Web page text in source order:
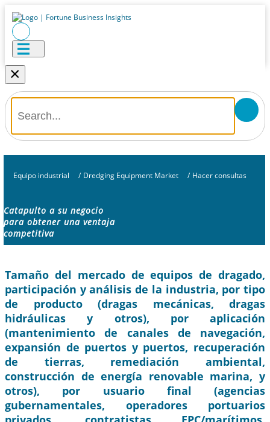
×
Equipo industrial / Dredging Equipment Market / Hacer consultas
Catapulto a su negocio
para obtener una ventaja
competitiva
Tamaño del mercado de equipos de dragado,
participación y análisis de la industria, por tipo
de producto (dragas mecánicas, dragas
hidráulicas y otros), por aplicación
(mantenimiento de canales de navegación,
expansión de puertos y puertos, recuperación
de tierras, remediación ambiental,
construcción de energía renovable marina, y
otros), por usuario final (agencias
gubernamentales, operadores portuarios